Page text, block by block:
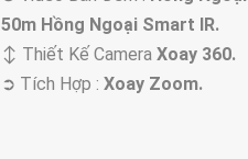
50m Hồng Ngoại Smart IR.
↕️ Thiết Kế CameraXoay 360.
️➲ Tích Hợp :Xoay Zoom.